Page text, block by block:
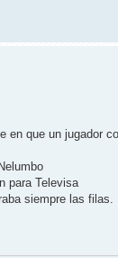
que un jugador
para Televisa
siempre las filas.